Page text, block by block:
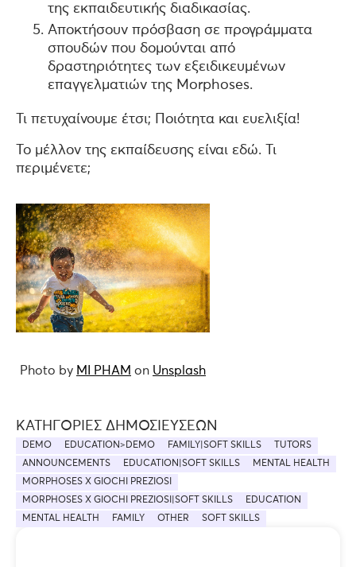
της εκπαιδευτικής διαδικασίας.
Αποκτήσουν πρόσβαση σε προγράμματα
σπουδών που δομούνται από
δραστηριότητες των εξειδικευμένων
επαγγελματιών της Morphoses.
Τι πετυχαίνουμε έτσι; Ποιότητα και ευελιξία!
Το μέλλον της εκπαίδευσης είναι εδώ. Τι
περιμένετε;
Photo by MI PHAM on Unsplash
ΚΑΤΗΓΟΡΊΕΣ ΔΗΜΟΣΙΕΎΣΕΩΝ
DEMO EDUCATION>DEMO FAMILY|SOFT SKILLS
TUTORS
ANNOUNCEMENTS
EDUCATION|SOFT SKILLS
MENTAL HEALTH
MORPHOSES X GIOCHI PREZIOSI
MORPHOSES X GIOCHI PREZIOSI|SOFT SKILLS
EDUCATION
MENTAL HEALTH
FAMILY OTHER SOFT SKILLS